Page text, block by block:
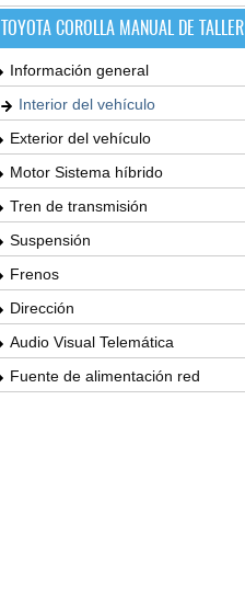
TOYOTA COROLLA MANUAL DE TALLER
Información general
Interior del vehículo
Exterior del vehículo
Motor Sistema híbrido
Tren de transmisión
Suspensión
Frenos
Dirección
Audio Visual Telemática
Fuente de alimentación red